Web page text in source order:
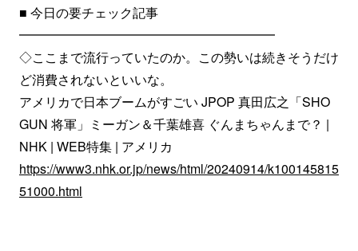
■ 今日の要チェック記事
━━━━━━━━━━━━━━━━━━━━
◇ここまで流行っていたのか。この勢いは続きそうだけ
ど消費されないといいな。
アメリカで日本ブームがすごい JPOP 真田広之「SHO
GUN 将軍」ミーガン＆千葉雄喜 ぐんまちゃんまで？ |
NHK | WEB特集 | アメリカ
https://www3.nhk.or.jp/news/html/20240914/k100145815
51000.html